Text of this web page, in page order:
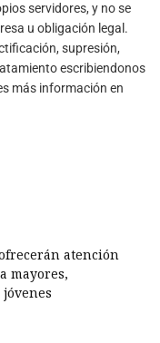
servidores, y no se
u obligación legal.
supresión,
escribiendonos
más información en
atención
mayores,